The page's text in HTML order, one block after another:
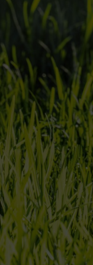
sombra
sombra, é melhor
mais luz solar.
pelos valiosos